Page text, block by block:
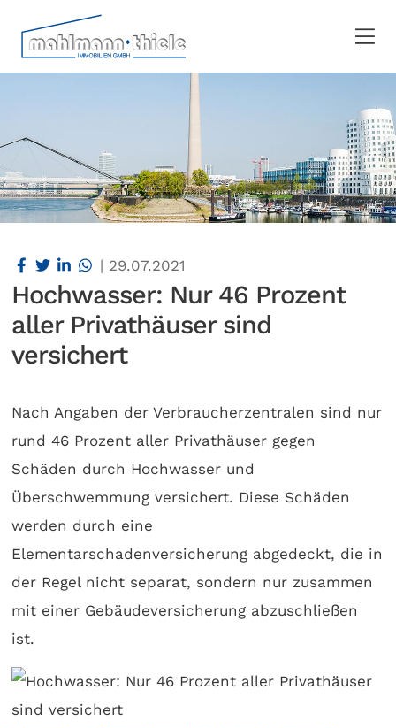
| 29.07.2021
Hochwasser: Nur 46 Prozent
aller Privathäuser sind
versichert
Nach Angaben der Verbraucherzentralen sind nur
rund 46 Prozent aller Privathäuser gegen
Schäden durch Hochwasser und
Überschwemmung versichert. Diese Schäden
werden durch eine
Elementarschadenversicherung abgedeckt, die in
der Regel nicht separat, sondern nur zusammen
mit einer Gebäudeversicherung abzuschließen
ist.